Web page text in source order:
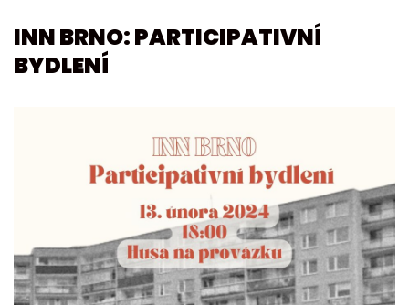
INN BRNO: PARTICIPATIVNÍ
BYDLENÍ